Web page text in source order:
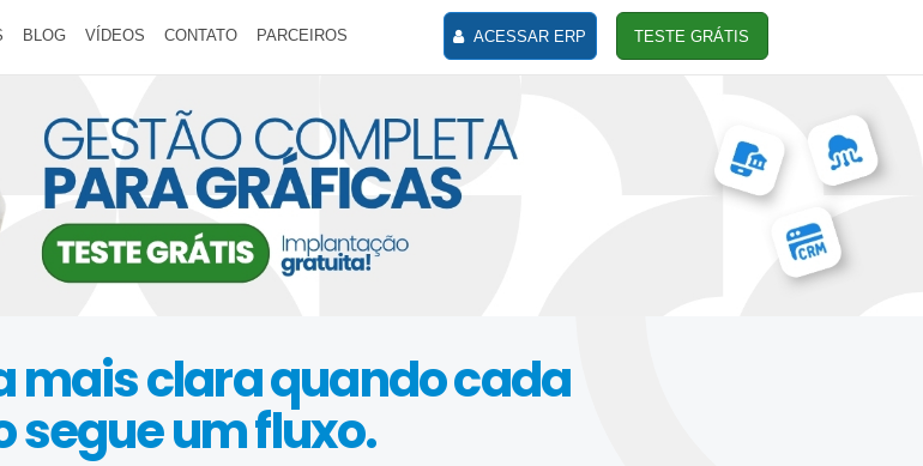
BLOG VÍDEOS CONTATO PARCEIROS ACESSAR ERP TESTE GRÁTIS
mais clara quando cada
segue um fluxo.